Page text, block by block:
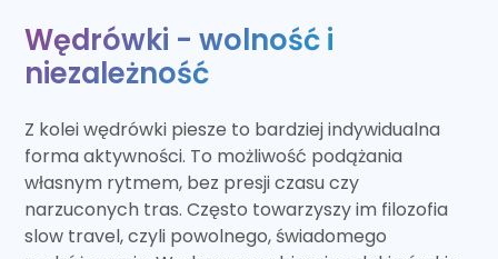
Wędrówki - wolność i
niezależność
Z kolei wędrówki piesze to bardziej indywidualna
forma aktywności. To możliwość podążania
własnym rytmem, bez presji czasu czy
narzuconych tras. Często towarzyszy im filozofia
slow travel, czyli powolnego, świadomego